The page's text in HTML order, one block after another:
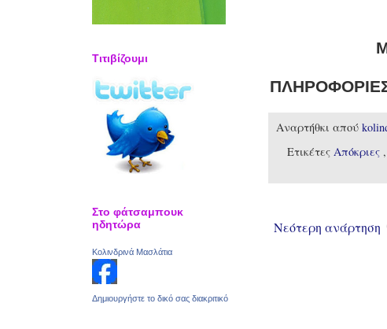
Αναρτήθκι απού
Ετικέτες Απόκριες
Νεότερη ανάρτηση
Τιτιβίζουμι
Στο φάτσαμπουκ
ηδητώρα
Κολινδρινά Μασλάτια
Δημιουργήστε το δικό σας διακριτικό